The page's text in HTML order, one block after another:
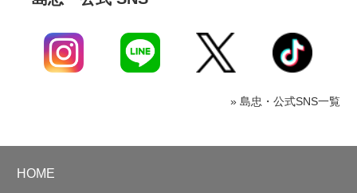
» 島忠・公式SNS一覧
HOME